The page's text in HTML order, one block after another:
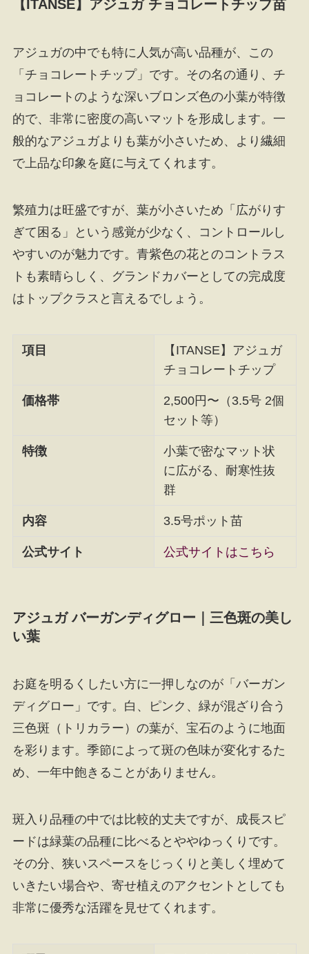
【ITANSE】アジュガ チョコレートチップ苗
アジュガの中でも特に人気が高い品種が、この
「チョコレートチップ」です。その名の通り、チ
ョコレートのような深いブロンズ色の小葉が特徴
的で、非常に密度の高いマットを形成します。一
般的なアジュガよりも葉が小さいため、より繊細
で上品な印象を庭に与えてくれます。
繁殖力は旺盛ですが、葉が小さいため「広がりす
ぎて困る」という感覚が少なく、コントロールし
やすいのが魅力です。青紫色の花とのコントラス
トも素晴らしく、グランドカバーとしての完成度
はトップクラスと言えるでしょう。
項目
【ITANSE】アジュガ
チョコレートチップ
価格帯
2,500円〜（3.5号 2個
セット等）
特徴
小葉で密なマット状
に広がる、耐寒性抜
群
内容 3.5号ポット苗
公式サイト 公式サイトはこちら
アジュガ バーガンディグロー｜三色斑の美し
い葉
お庭を明るくしたい方に一押しなのが「バーガン
ディグロー」です。白、ピンク、緑が混ざり合う
三色斑（トリカラー）の葉が、宝石のように地面
を彩ります。季節によって斑の色味が変化するた
め、一年中飽きることがありません。
斑入り品種の中では比較的丈夫ですが、成長スピ
ードは緑葉の品種に比べるとややゆっくりです。
その分、狭いスペースをじっくりと美しく埋めて
いきたい場合や、寄せ植えのアクセントとしても
非常に優秀な活躍を見せてくれます。